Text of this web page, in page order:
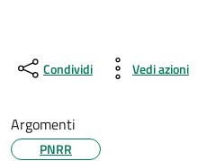
Condividi Vedi azioni
Argomenti
PNRR